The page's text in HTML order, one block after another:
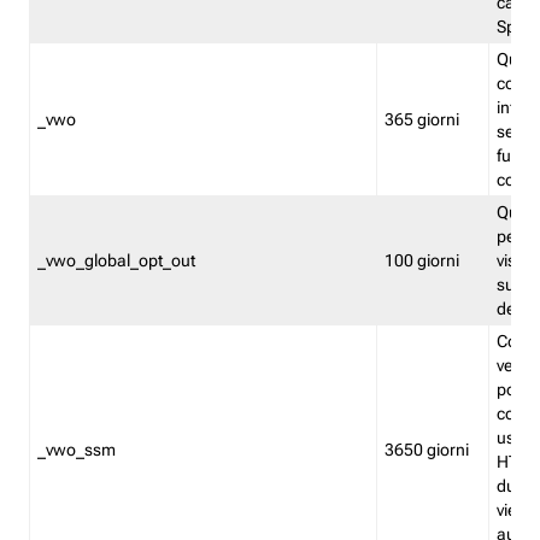
Split
_vwo 365 giorni
_vwo_global_opt_out 100 giorni
su
_vwo_ssm 3650 giorni
viene